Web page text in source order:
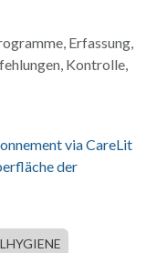
Erfassung,
Kontrolle,
via CareLit
der